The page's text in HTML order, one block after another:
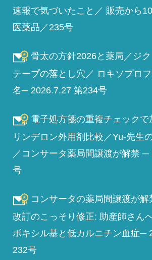
速報で気づいたこと／ 販売から
医薬品／235号
骨太の方針2026と薬局／ジ
テープの落とし穴／ ロキソプロ
名─ 2026.7.27 第234号
電子処方箋の重複チェックで
リンデロン外用剤比較／Yu-先生
／コンサータ薬局間譲渡が解禁
号
コンサータの薬局間譲渡が解
改訂のこっそり修正: 助産師さん
ボキシル基と低カルニチン血症─
232号